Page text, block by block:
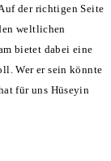
der richtigen Seite
weltlichen
bietet dabei eine
Wer er sein könnte
für uns Hüseyin